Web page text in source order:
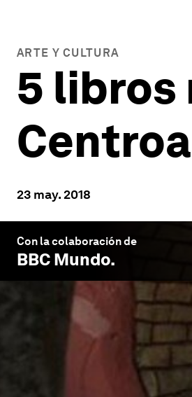
ARTE Y CULTURA
5 libros
23 may. 2018
Con la colaboración de
BBC Mundo.